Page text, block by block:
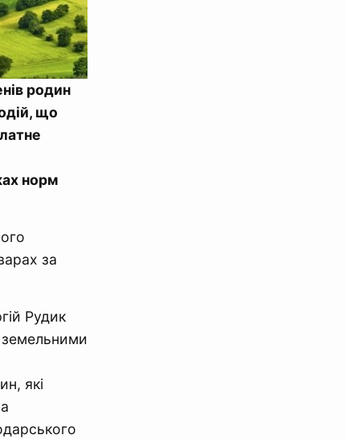
родин
що
норм
за
Рудик
земельними
які